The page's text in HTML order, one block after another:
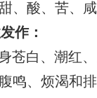
、酸、苦、咸
作：
苍白、潮红、
鸣、烦渴和